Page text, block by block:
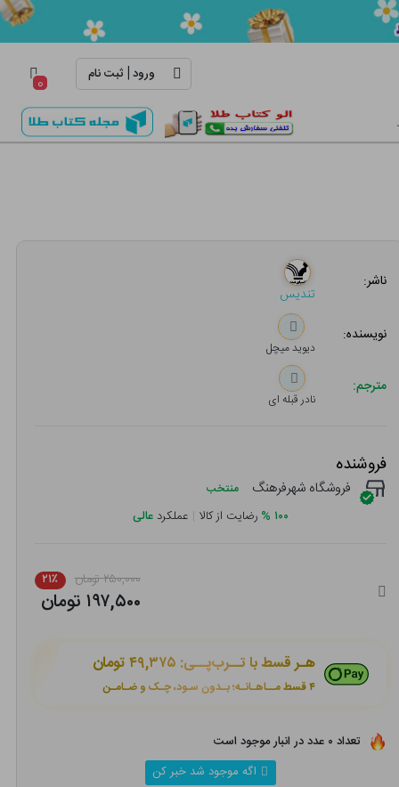
ورود| ثبت نام ۰
ناشر:
تندیس
نویسنده:
دیوید میچل
مترجم:
نادر قبله ای
فروشنده
فروشگاه شهرفرهنگ منتخب
۱۰۰ % رضایت از کالا | عملکرد عالی
۲۵۰,۰۰۰ تومان ۲۱٪
۱۹۷,۵۰۰ تومان
هـر قسط با تــرب‌پــی: ۴۹,۳۷۵ تومان
۴ قسط مــاهـانـه؛ بـدون سـود، چـک و ضـامـن
تعداد ۰ عدد در انبار موجود است
اگه موجود شد خبر کن